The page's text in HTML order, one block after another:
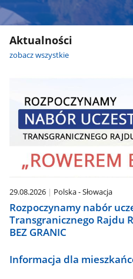
Aktualności
zobacz wszystkie
29.08.2026 Polska - Słowacja
Rozpoczynamy nabór
Transgranicznego Rajdu
BEZ GRANIC
Informacja dla